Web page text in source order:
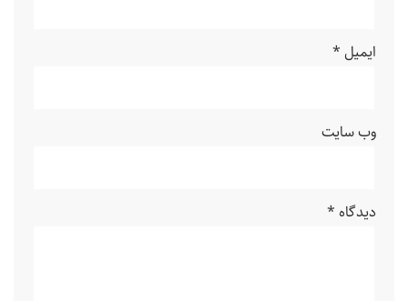
ایمیل *
وب‌ سایت
دیدگاه *